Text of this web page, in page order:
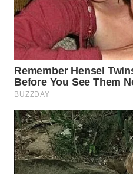
WN
LANGKAT
WN
TAPANULI
SELATAN
WN
TANJUNG
LESUNG